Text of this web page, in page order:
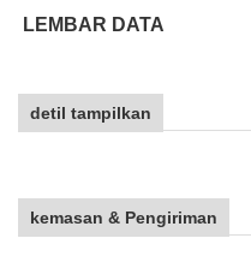
LEMBAR DATA
detil tampilkan
kemasan & Pengiriman